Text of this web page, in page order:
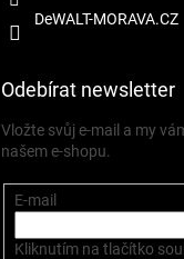
DeWALT-MORAVA.CZ
Odebírat newsletter
Vložte svůj e-mail a my
našem e-shopu.
E-mail
Kliknutím na tlačítko